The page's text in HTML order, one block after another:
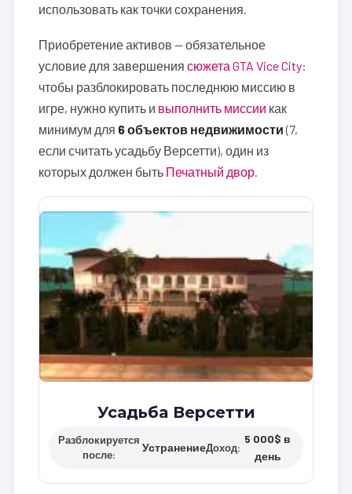
использовать как точки сохранения.
Приобретение активов — обязательное
условие для завершения сюжета GTA Vice City:
чтобы разблокировать последнюю миссию в
игре, нужно купить и выполнить миссии как
минимум для 6 объектов недвижимости(7,
если считать усадьбу Версетти), один из
которых должен быть Печатный двор
Усадьба Версетти
Разблокируется
после:
УстранениеДоход:
5 000$ в
день